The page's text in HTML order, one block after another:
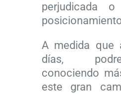
perjudicada
A medida que
días,
conociendo
este gran
a
f
a
:
H
e
t
o
r
a
f
í
i
l
e